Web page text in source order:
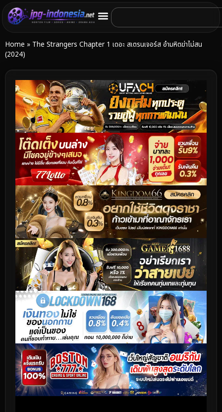
Home » The Strangers Chapter 1 เดอะ สเตรนเจอร์ส อำมหิตฆ่าไม่สน
(2024)